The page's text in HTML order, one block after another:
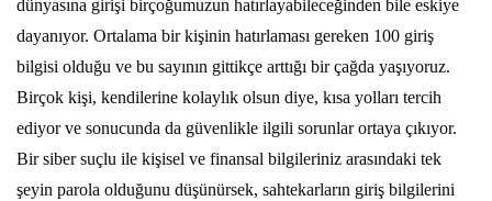
dünyasına girişi birçoğumuzun hatırlayabileceğinden bile eskiye
dayanıyor. Ortalama bir kişinin hatırlaması gereken 100 giriş
bilgisi olduğu ve bu sayının gittikçe arttığı bir çağda yaşıyoruz.
Birçok kişi, kendilerine kolaylık olsun diye, kısa yolları tercih
ediyor ve sonucunda da güvenlikle ilgili sorunlar ortaya çıkıyor.
Bir siber suçlu ile kişisel ve finansal bilgileriniz arasındaki tek
şeyin parola olduğunu düşünürsek, sahtekarların giriş bilgilerini